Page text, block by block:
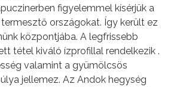
figyelemmel kísérjük a
országokat. Így került ez
központjába. A legfrissebb
tétel kiváló ízprofillal rendelkezik .
valamint a gyümölcsös
jellemez. Az Andok hegység